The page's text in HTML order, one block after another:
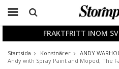
FRAKTFRITT INOM
Startsida Konstnärer
ANDY
Andy with Spray Paint and Moped, The